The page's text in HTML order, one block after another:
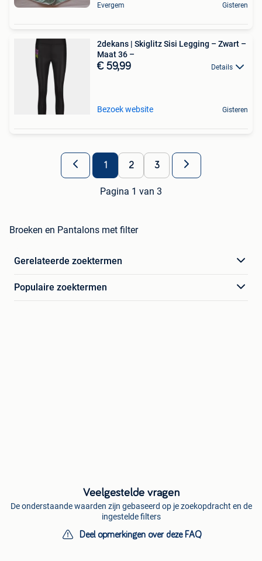
Evergem Gisteren
2dekans | Skiglitz Sisi Legging – Zwart –
Maat 36 –
€ 59,99 Details
Bezoek website Gisteren
1 2 3
Pagina 1 van 3
Broeken en Pantalons met filter
Gerelateerde zoektermen
Populaire zoektermen
Veelgestelde vragen
De onderstaande waarden zijn gebaseerd op je zoekopdracht en de
ingestelde filters
Deel opmerkingen over deze FAQ